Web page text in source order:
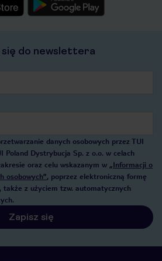
się do newslettera
danych osobowych przez TUI
Poland Dystrybucja Sp. z o.o. w celach
oraz celu wskazanym w „Informacji o
osobowych”, poprzez elektroniczną formę
także z użyciem tzw. automatycznych
Zapisz się